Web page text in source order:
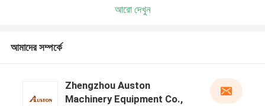
আরো দেখুন
আমাদের সম্পর্কে
Zhengzhou Auston
Machinery Equipment Co.,